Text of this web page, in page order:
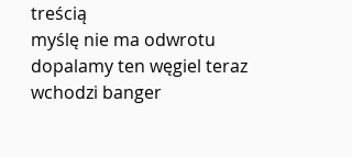
treścią
myślę nie ma odwrotu
dopalamy ten węgiel teraz
wchodzi banger